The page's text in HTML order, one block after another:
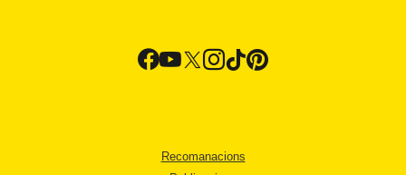
Recomanacions